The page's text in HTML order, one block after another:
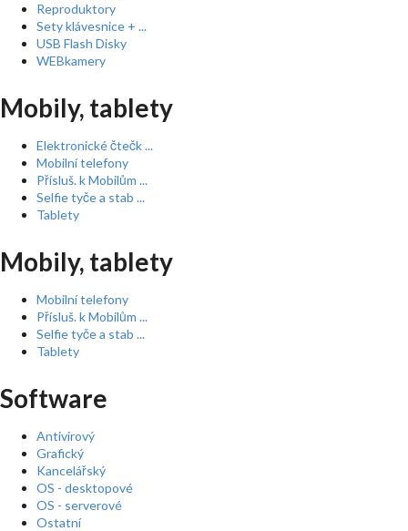
Reproduktory
Sety klávesnice + ...
USB Flash Disky
WEBkamery
Mobily, tablety
Elektronické čtečk ...
Mobilní telefony
Přísluš. k Mobilům ...
Selfie tyče a stab ...
Tablety
Mobily, tablety
Mobilní telefony
Přísluš. k Mobilům ...
Selfie tyče a stab ...
Tablety
Software
Antivirový
Grafický
Kancelářský
OS - desktopové
OS - serverové
Ostatní